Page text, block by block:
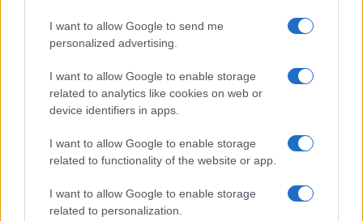
I want to allow Google to send me
personalized advertising.
I want to allow Google to enable storage
related to analytics like cookies on web or
device identifiers in apps.
I want to allow Google to enable storage
related to functionality of the website or app.
I want to allow Google to enable storage
related to personalization.
domanda e la comunicazione ufficiale
dell’agenzia, sul cassetto del contribuente
vengono caricate informazioni che non vengono
notificate, introducendo un onere a carico del
contribuente di consultazione del cassetto
legge non prevede.
La risposta alla domanda (è stato annunciato)
avverrà via email ordinaria dell’agenzia,